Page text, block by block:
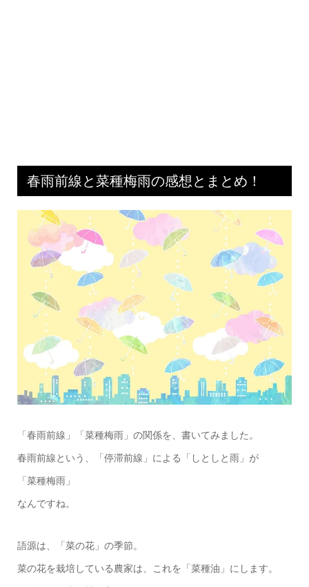
春雨前線と菜種梅雨の感想とまとめ！
「春雨前線」「菜種梅雨」の関係を、書いてみました。
春雨前線という、「停滞前線」による「しとしと雨」が
「菜種梅雨」
なんですね。
語源は、「菜の花」の季節。
菜の花を栽培している農家は、これを「菜種油」にします。